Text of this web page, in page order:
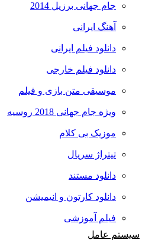
جام جهانی برزیل 2014
آهنگ ایرانی
دانلود فیلم ایرانی
دانلود فیلم خارجی
موسیقی متن بازی و فیلم
ویژه جام جهانی 2018 روسیه
موزیک بی کلام
تیتراژ سریال
دانلود مستند
دانلود کارتون و انیمیشن
فیلم آموزشی
سیستم عامل